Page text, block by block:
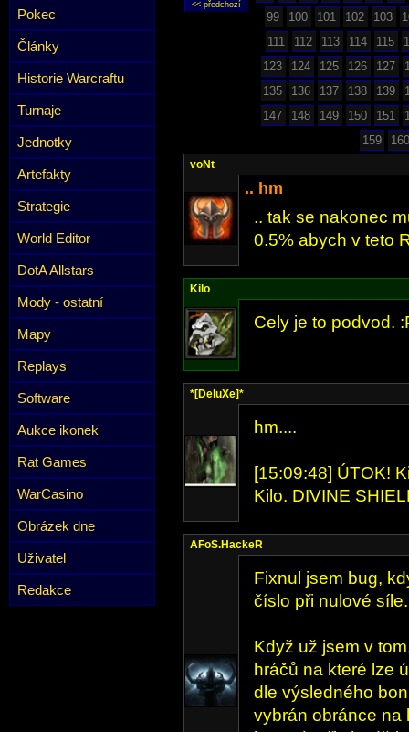
Pokec
Články
Historie Warcraftu
Turnaje
Jednotky
Artefakty
Strategie
World Editor
DotA Allstars
Mody - ostatní
Mapy
Replays
Software
Aukce ikonek
Rat Games
WarCasino
Obrázek dne
Uživatel
Redakce
99
100 101 102 103
111
112 113 114 115
123
124 125 126 127
135
136 137 138 139
147
148 149 150 151
159
160
voNt
.. hm
.. tak se nakonec
0.5% abych v teto
Kilo
Cely je to podvod.
*[DeluXe]*
hm....
[15:09:48] ÚTOK!
Kilo. DIVINE
AFoS.HackeR
Fixnul jsem bug,
číslo při nulové
Když už jsem v
hráčů na které lze
dle výsledného
vybrán obránce na